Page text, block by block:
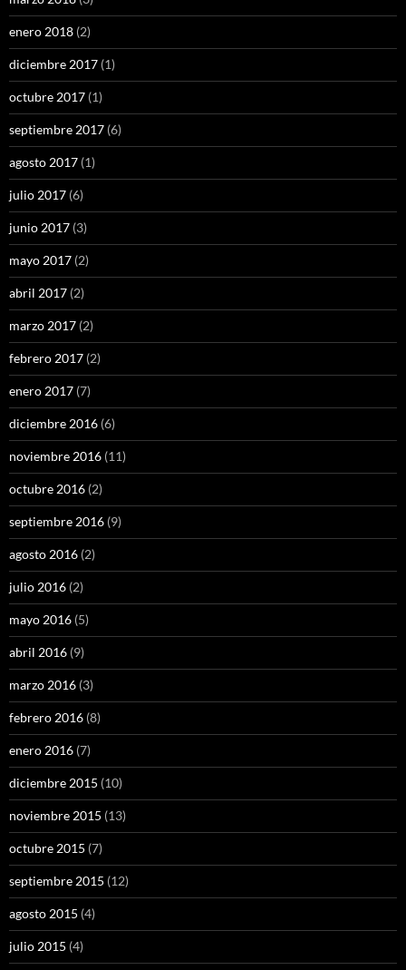
enero 2018 (2)
diciembre 2017 (1)
octubre 2017 (1)
septiembre 2017 (6)
agosto 2017 (1)
julio 2017 (6)
junio 2017 (3)
mayo 2017 (2)
abril 2017 (2)
marzo 2017 (2)
febrero 2017 (2)
enero 2017 (7)
diciembre 2016 (6)
noviembre 2016 (11)
octubre 2016 (2)
septiembre 2016 (9)
agosto 2016 (2)
julio 2016 (2)
mayo 2016 (5)
abril 2016 (9)
marzo 2016 (3)
febrero 2016 (8)
enero 2016 (7)
diciembre 2015 (10)
noviembre 2015 (13)
octubre 2015 (7)
septiembre 2015 (12)
agosto 2015 (4)
julio 2015 (4)